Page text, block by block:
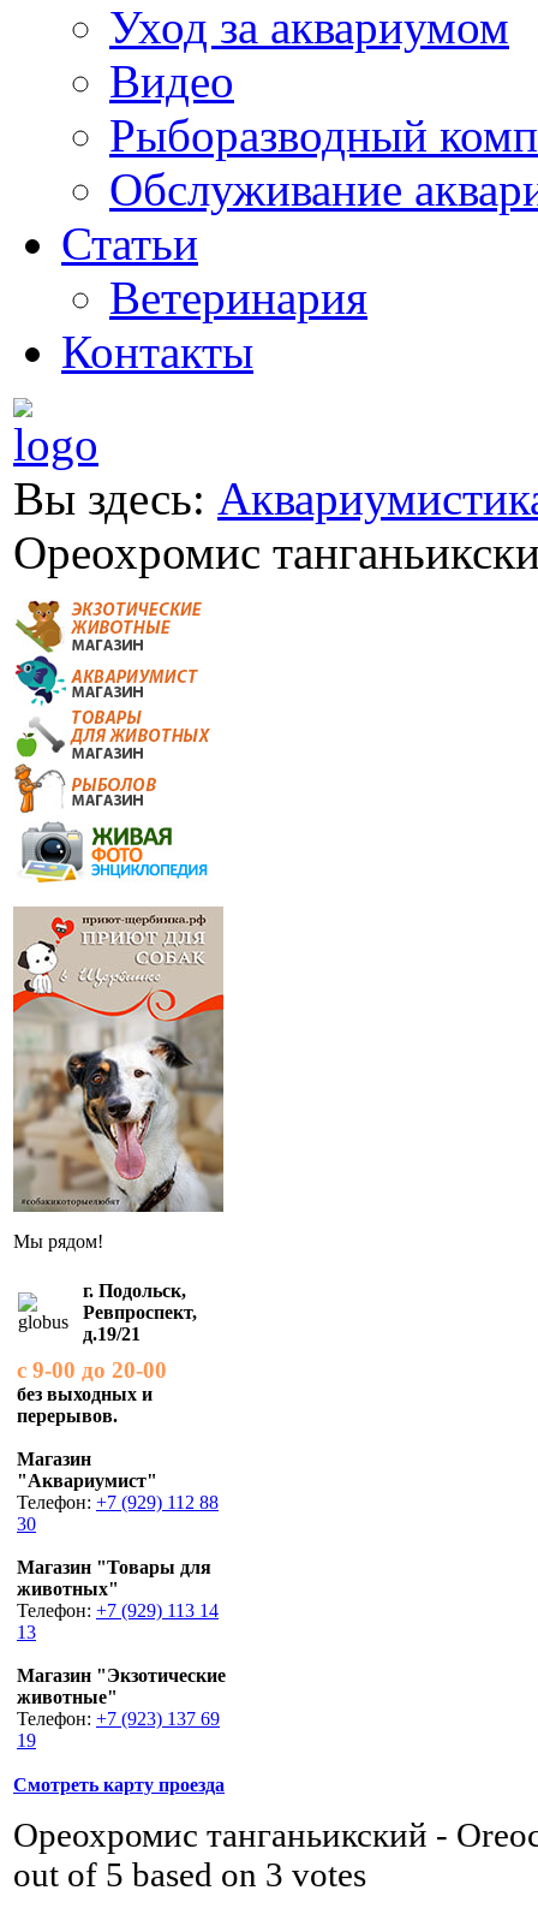
Уход за аквариумом
Видео
Рыборазводный
Обслуживание
Статьи
Ветеринария
Контакты
Вы здесь:
Ореохромис
Мы рядом!
г. Подольск,
Ревпроспект,
д.19/21
с 9-00 до 20-00
без выходных и
перерывов.
Магазин
"Аквариумист"
Телефон: +7 (929) 112 88
30
Магазин "Товары для
животных"
Телефон: +7 (929) 113 14
13
Магазин "Экзотические
животные"
Телефон: +7 (923) 137 69
19
Смотреть карту проезда
Ореохромис танганьикский -
out of 5 based on 3 votes